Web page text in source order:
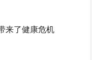
来了健康危机